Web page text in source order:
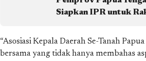
Siapkan IPR untuk
“Asosiasi Kepala Daerah Se-Tanah
bersama yang tidak hanya membahas